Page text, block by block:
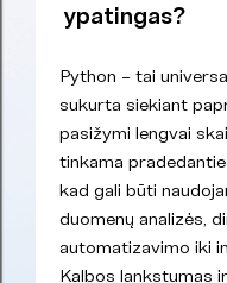
ypatingas?
Python – tai
sukurta siekiant
pasižymi lengvai
tinkama
kad gali būti
duomenų analizės,
automatizavimo iki
Kalbos lankstumas